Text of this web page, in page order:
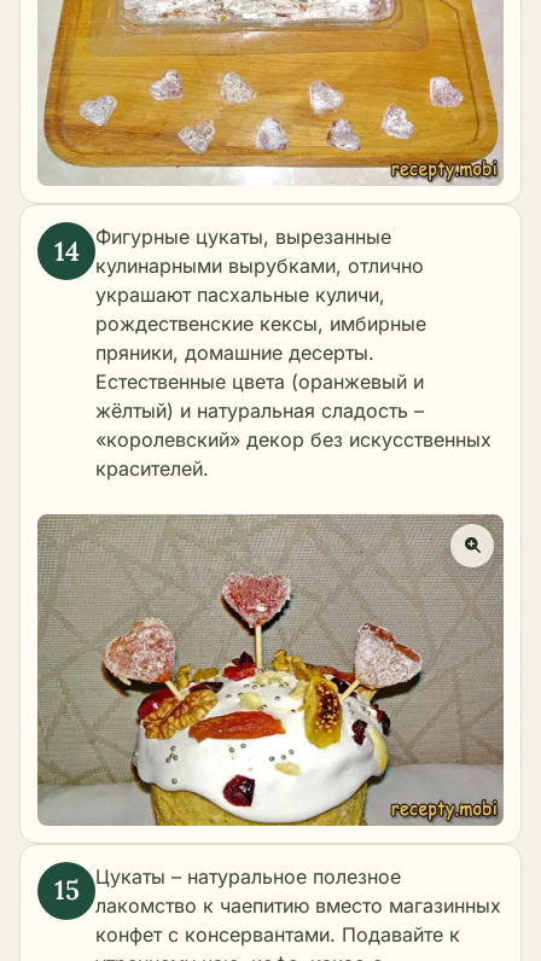
Фигурные цукаты, вырезанные
кулинарными вырубками, отлично
украшают пасхальные куличи,
рождественские кексы, имбирные
пряники, домашние десерты.
Естественные цвета (оранжевый и
жёлтый) и натуральная сладость –
«королевский» декор без искусственных
красителей.
Цукаты – натуральное полезное
лакомство к чаепитию вместо магазинных
конфет с консервантами. Подавайте к